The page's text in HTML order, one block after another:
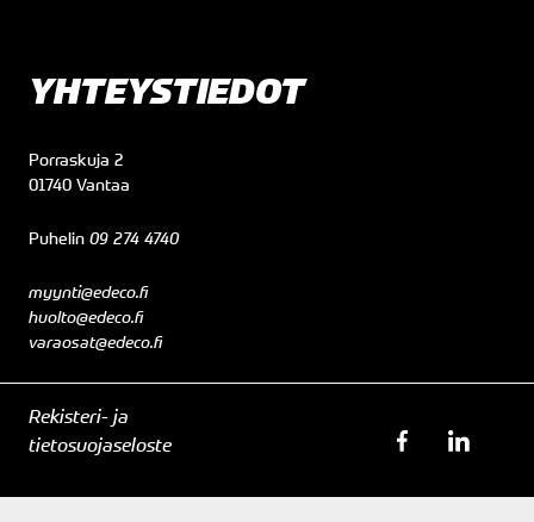
YHTEYSTIEDOT
Porraskuja 2
01740 Vantaa
Puhelin 09 274 4740
myynti@edeco.fi
huolto@edeco.fi
varaosat@edeco.fi
Rekisteri- ja
tietosuojaseloste